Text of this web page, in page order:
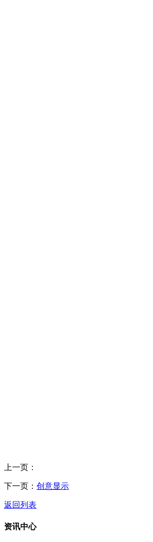
上一页：
下一页： 创意显示
返回列表
资讯中心